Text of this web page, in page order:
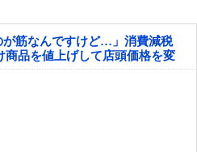
が筋なんですけど…」消費減税
品を値上げして店頭価格を変